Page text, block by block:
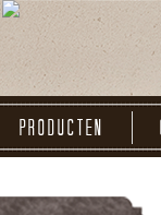
Producten